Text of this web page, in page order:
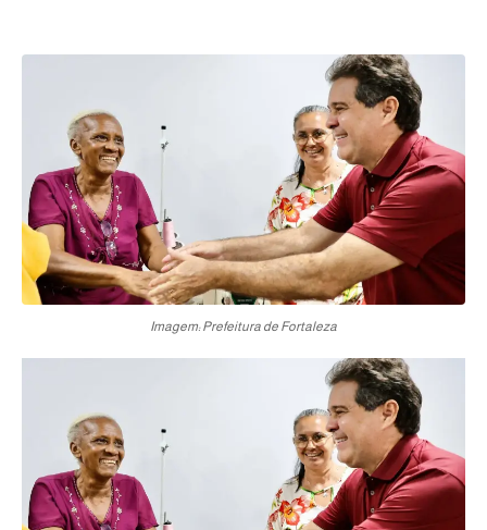
Imagem: Prefeitura de Fortaleza